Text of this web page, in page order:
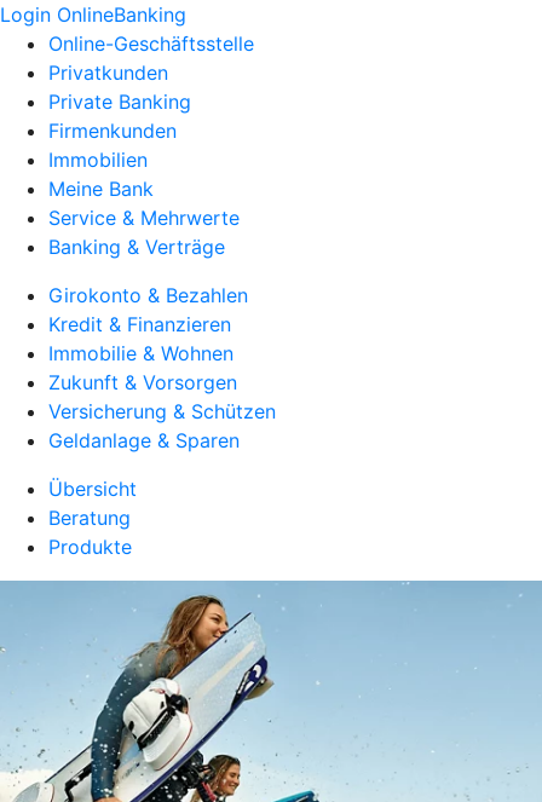
Login OnlineBanking
Online-Geschäftsstelle
Privatkunden
Private Banking
Firmenkunden
Immobilien
Meine Bank
Service & Mehrwerte
Banking & Verträge
Girokonto & Bezahlen
Kredit & Finanzieren
Immobilie & Wohnen
Zukunft & Vorsorgen
Versicherung & Schützen
Geldanlage & Sparen
Übersicht
Beratung
Produkte